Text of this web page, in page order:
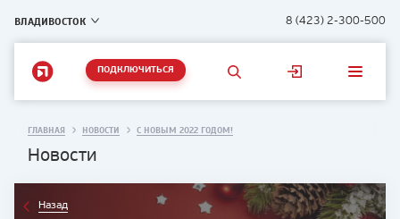
ВЛАДИВОСТОК 8 (423) 2-300-500
ПОДКЛЮЧИТЬСЯ
ГЛАВНАЯ НОВОСТИ С НОВЫМ 2022 ГОДОМ!
Новости
Назад